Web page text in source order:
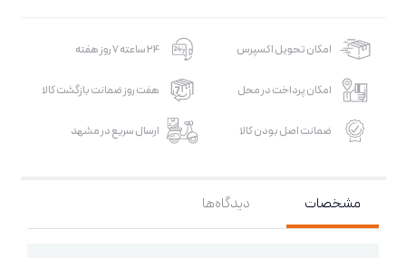
امکان تحویل اکسپرس 24 ساعته 7 روز هفته
امکان پرداخت در محل هفت روز ضمانت بازگشت کالا
ضمانت اصل بودن کالا ارسال سریع در مشهد
مشخصات دیدگاه‌ها